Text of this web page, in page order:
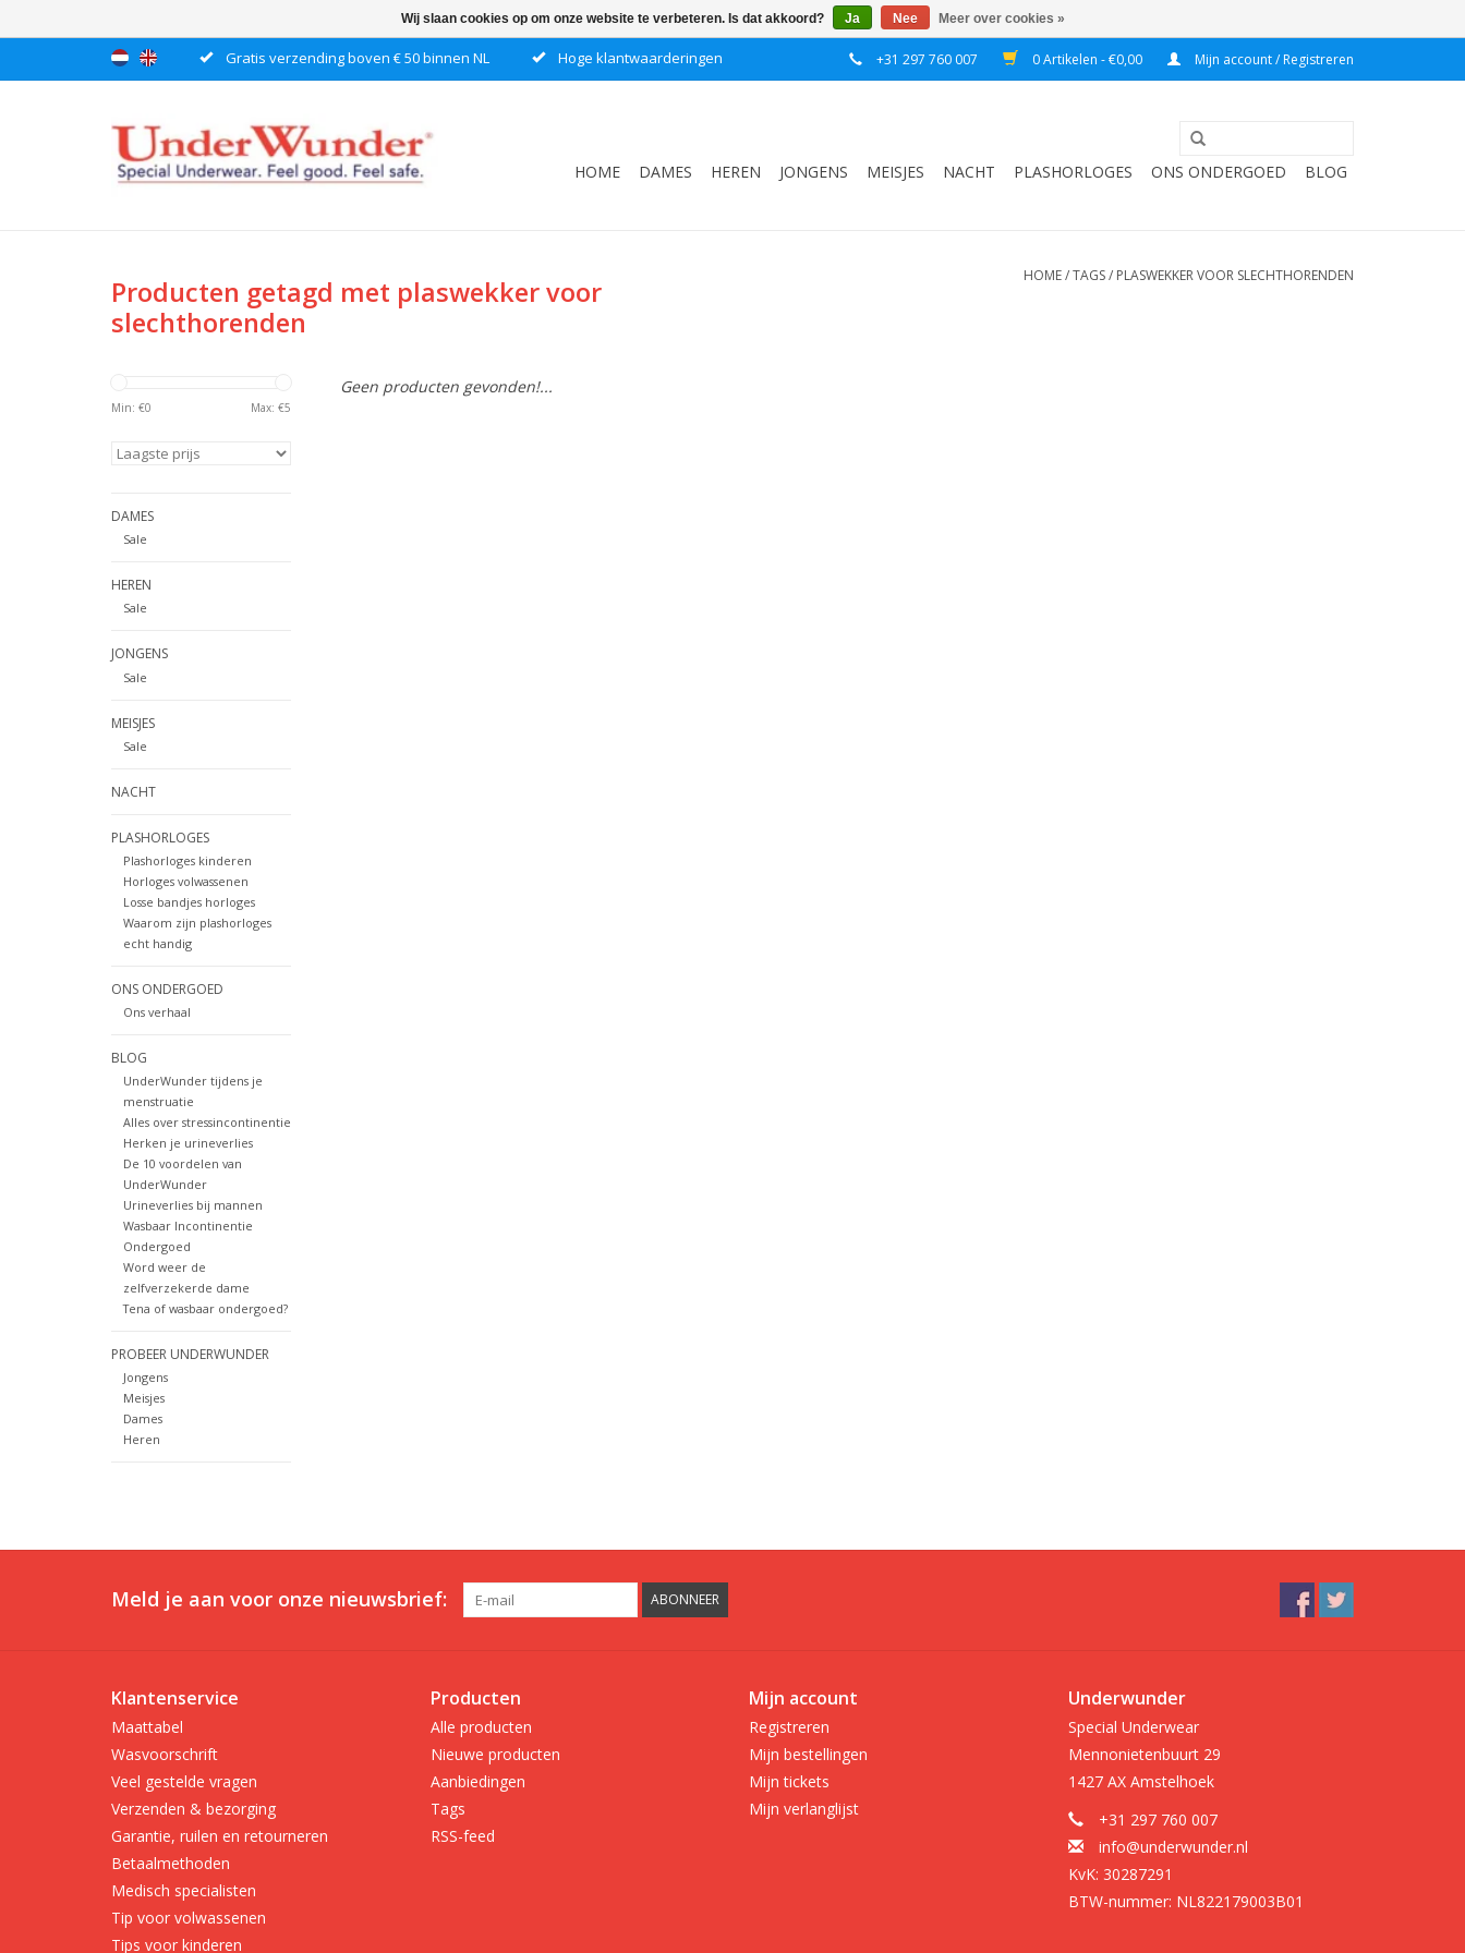
Gratis verzending boven € 50 binnen NL Hoge klantwaarderingen +31 297 760 007 0 Artikelen - €0,00 Mijn account / Registreren
HOME DAMES HEREN JONGENS MEISJES NACHT PLASHORLOGES ONS ONDERGOED BLOG
Producten getagd met plaswekker voor
slechthorenden
HOME/TAGS/ PLASWEKKER VOOR SLECHTHORENDEN
Min: €0 Max: €5
DAMES
Sale
HEREN
Sale
JONGENS
Sale
MEISJES
Sale
NACHT
PLASHORLOGES
Plashorloges kinderen
Horloges volwassenen
Losse bandjes horloges
Waarom zijn plashorloges
echt handig
ONS ONDERGOED
Ons verhaal
BLOG
UnderWunder tijdens je
menstruatie
Alles over stressincontinentie
Herken je urineverlies
De 10 voordelen van
UnderWunder
Urineverlies bij mannen
Wasbaar Incontinentie
Ondergoed
Word weer de
zelfverzekerde dame
Tena of wasbaar ondergoed?
PROBEER UNDERWUNDER
Jongens
Meisjes
Dames
Heren
Geen producten gevonden!...
Meld je aan voor onze nieuwsbrief: ABONNEER
Klantenservice
Maattabel
Wasvoorschrift
Veel gestelde vragen
Verzenden & bezorging
Garantie, ruilen en retourneren
Betaalmethoden
Medisch specialisten
Tip voor volwassenen
Tips voor kinderen
Producten
Alle producten
Nieuwe producten
Aanbiedingen
Tags
RSS-feed
Mijn account
Registreren
Mijn bestellingen
Mijn tickets
Mijn verlanglijst
Underwunder
Special Underwear
Mennonietenbuurt 29
1427 AX Amstelhoek
+31 297 760 007
info@underwunder.nl
KvK: 30287291
BTW-nummer: NL822179003B01
Wij slaan cookies op om onze website te verbeteren. Is dat akkoord? Ja Nee Meer over cookies »